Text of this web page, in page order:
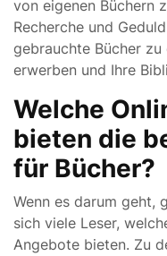
von eigenen Büchern
Recherche und
gebrauchte Bücher
erwerben und Ihre
Welche
bieten die
für Bücher?
Wenn es darum geht,
sich viele Leser,
Angebote bieten. Zu